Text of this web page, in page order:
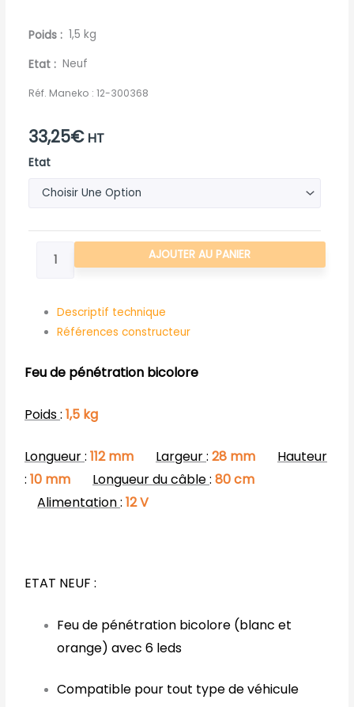
Poids 1,5 kg
Etat Neuf
Réf. Maneko :12-300368
33,25€ HT
Etat
quantité
FEU
PENETRATION
BICOLORE
ORANGE)
AJOUTER AU PANIER
Descriptif technique
Références constructeur
Feu de pénétration bicolore
Poids: 1,5 kg
Longueur: 112 mm Largeur: 28 mm Hauteur
: 10 mm Longueur du câble: 80 cm
Alimentation: 12V
ETAT NEUF :
Feu de pénétration bicolore (blanc et
orange) avec 6 leds
Compatible pour tout type de véhicule